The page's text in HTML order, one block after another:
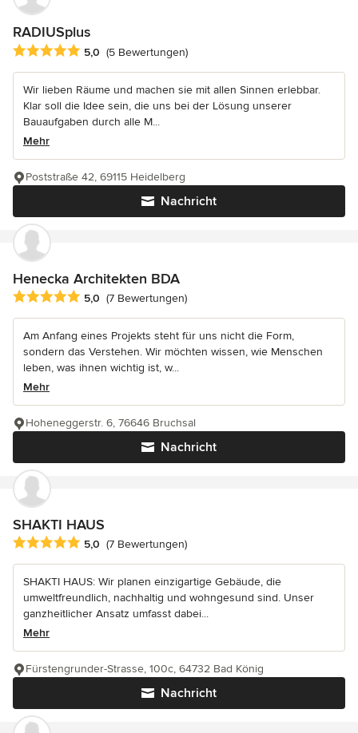
RADIUSplus
Durchschnittliche Bewertung: 5 von 5 Sternen
5,0 (5 Bewertungen)
Wir lieben Räume und machen sie mit allen Sinnen erlebbar.
Klar soll die Idee sein, die uns bei der Lösung unserer
Bauaufgaben durch alle M...
Mehr
Nachricht
Poststraße 42, 69115 Heidelberg
Henecka Architekten BDA
Durchschnittliche Bewertung: 5 von 5 Sternen
5,0 (7 Bewertungen)
Am Anfang eines Projekts steht für uns nicht die Form,
sondern das Verstehen. Wir möchten wissen, wie Menschen
leben, was ihnen wichtig ist, w...
Mehr
Nachricht
Hoheneggerstr. 6, 76646 Bruchsal
SHAKTI HAUS
Durchschnittliche Bewertung: 5 von 5 Sternen
5,0 (7 Bewertungen)
SHAKTI HAUS: Wir planen einzigartige Gebäude, die
umweltfreundlich, nachhaltig und wohngesund sind. Unser
ganzheitlicher Ansatz umfasst dabei...
Mehr
Nachricht
Fürstengrunder-Strasse, 100c, 64732 Bad König